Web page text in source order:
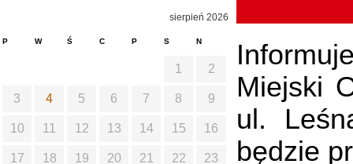
Miejski
ul.
będzie
sierpień 2026
P W Ś C P S N
1 2
3 4 5 6 7 8 9
10 11 12 13 14 15 16
17 18 19 20 21 22 23